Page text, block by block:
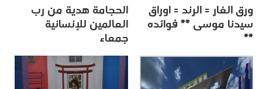
ورق الغار = الرند = اوراق
سيدنا موسى ** فوائده
**
الحجامة هدية من رب
العالمين للإنسانية
جمعاء